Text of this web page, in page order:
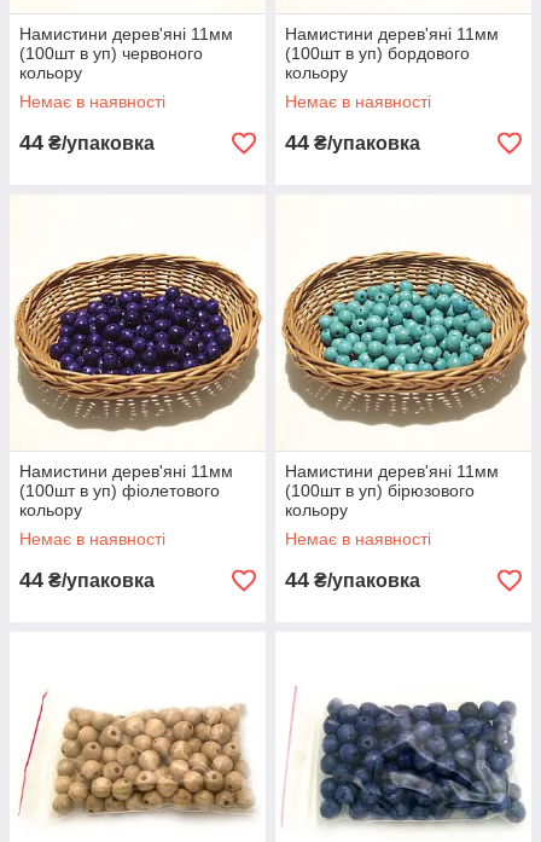
Намистини дерев'яні 11мм
(100шт в уп) червоного
кольору
Немає в наявності
44 ₴/упаковка
Намистини дерев'яні 11мм
(100шт в уп) бордового
кольору
Немає в наявності
44 ₴/упаковка
Намистини дерев'яні 11мм
(100шт в уп) фіолетового
кольору
Немає в наявності
44 ₴/упаковка
Намистини дерев'яні 11мм
(100шт в уп) бірюзового
кольору
Немає в наявності
44 ₴/упаковка